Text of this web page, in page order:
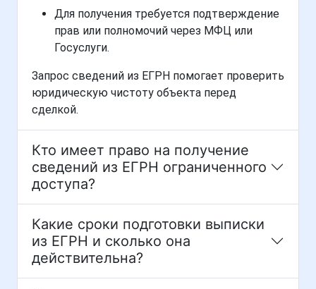
Для получения требуется подтверждение
прав или полномочий через МФЦ или
Госуслуги.
Запрос сведений из ЕГРН помогает проверить
юридическую чистоту объекта перед
сделкой.
Кто имеет право на получение
сведений из ЕГРН ограниченного
доступа?
Какие сроки подготовки выписки
из ЕГРН и сколько она
действительна?